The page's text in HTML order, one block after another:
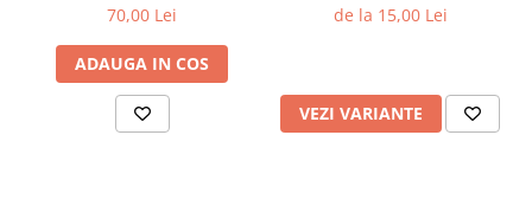
Sisteme de nivelare
Sisteme de fixare
Sisteme de imbinare
Elemente de prindere
70,00 Lei
ADAUGA IN COS
de la 15,00 Lei
VEZI VARIANTE